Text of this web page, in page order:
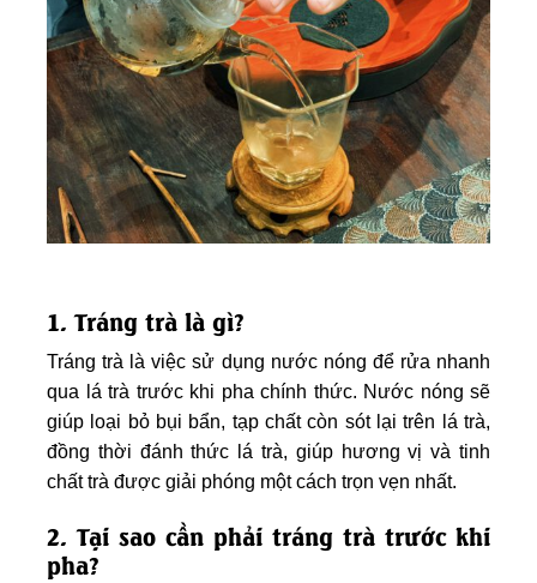
1. Tráng trà là gì?
Tráng trà là việc sử dụng nước nóng để rửa nhanh
qua lá trà trước khi pha chính thức. Nước nóng sẽ
giúp loại bỏ bụi bẩn, tạp chất còn sót lại trên lá trà,
đồng thời đánh thức lá trà, giúp hương vị và tinh
chất trà được giải phóng một cách trọn vẹn nhất.
2. Tại sao cần phải tráng trà trước khi
pha?